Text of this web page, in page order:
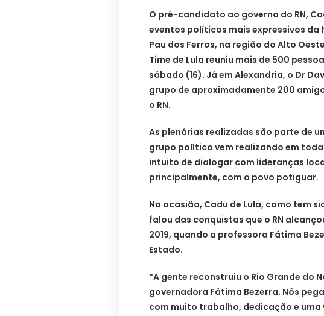
O pré-candidato ao governo do RN,
eventos políticos mais expressivos
Pau dos Ferros, na região do Alto
Time de Lula reuniu mais de 500
sábado (16). Já em Alexandria, o Dr
grupo de aproximadamente 200
o RN.
As plenárias realizadas são parte de
grupo político vem realizando em
intuito de dialogar com lideranças
principalmente, com o povo potiguar.
Na ocasião, Cadu de Lula, como tem
falou das conquistas que o RN
2019, quando a professora Fátima
Estado.
“A gente reconstruiu o Rio Grande do
governadora Fátima Bezerra. Nós
com muito trabalho, dedicação e